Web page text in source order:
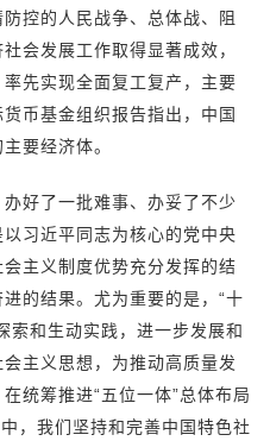
控的人民战争、总体战、阻
会发展工作取得显著成效，
先实现全面复工复产，主要
币基金组织报告指出，中国
要经济体。
好了一批难事、办妥了不少
习近平同志为核心的党中央
主义制度优势充分发挥的结
的结果。尤为重要的是，“十
索和生动实践，进一步发展和
主义思想，为推动高质量发
统筹推进“五位一体”总体布局
，我们坚持和完善中国特色社